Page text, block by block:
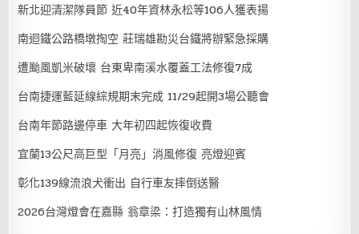
新北迎清潔隊員節 近40年資林永松等106人獲表揚
南迴鐵公路橋墩掏空 莊瑞雄勘災台鐵將辦緊急採購
遭颱風凱米破壞 台東卑南溪水覆蓋工法修復7成
台南捷運藍延線綜規期末完成 11/29起開3場公聽會
台南年節路邊停車 大年初四起恢復收費
宜蘭13公尺高巨型「月亮」消風修復 亮燈迎賓
彰化139線流浪犬衝出 自行車友摔倒送醫
2026台灣燈會在嘉縣 翁章梁：打造獨有山林風情